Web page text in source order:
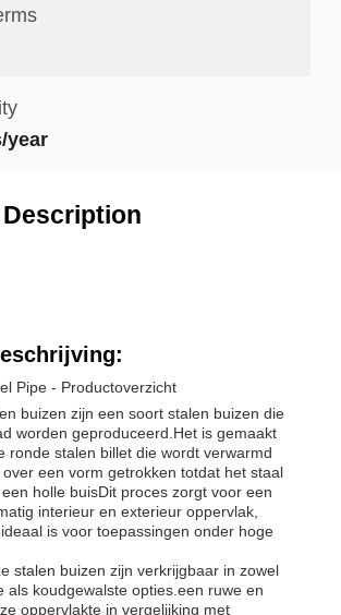
year
Pipe - Productoverzicht
buizen zijn een soort stalen buizen die
worden geproduceerd.Het is gemaakt
ronde stalen billet die wordt verwarmd
een vorm getrokken totdat het staal
holle buisDit proces zorgt voor een
interieur en exterieur oppervlak,
is voor toepassingen onder hoge
stalen buizen zijn verkrijgbaar in zowel
als koudgewalste opties.een ruwe en
oppervlakte in vergelijking met